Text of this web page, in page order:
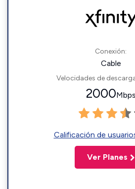
Conexión:
Cable
Velocidades de
2000Mbps
Calificación de
Ver Planes